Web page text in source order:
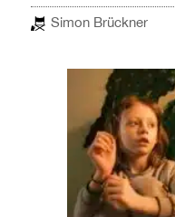
Simon Brückner